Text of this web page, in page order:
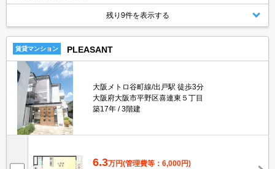
残り9件を表示する
賃貸マンション PLEASANT
大阪メトロ谷町線/出戸駅 徒歩3分
大阪府大阪市平野区喜連東５丁目
築17年
3階建
6.3万円(管理費等：6,000円)